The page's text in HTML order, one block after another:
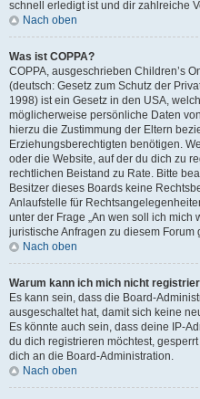
schnell erledigt ist und dir zahlreiche
Nach oben
Was ist COPPA?
COPPA, ausgeschrieben Children’s
(deutsch: Gesetz zum Schutz der
1998) ist ein Gesetz in den USA,
möglicherweise persönliche Daten
hierzu die Zustimmung der Eltern
Erziehungsberechtigten benötigen.
oder die Website, auf der du dich zu
rechtlichen Beistand zu Rate. Bitte
Besitzer dieses Boards keine
Anlaufstelle für
unter der Frage „An wen soll ich
juristische Anfragen zu diesem Forum
Nach oben
Warum kann ich mich nicht
Es kann sein, dass die Board-
ausgeschaltet hat, damit sich keine
Es könnte auch sein, dass deine IP-
du dich registrieren möchtest,
dich an die Board-Administration.
Nach oben